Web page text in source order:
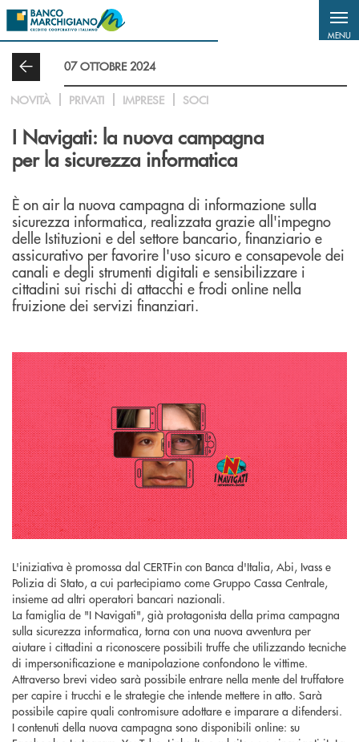
Salta al contenuto principale
MENU
07 OTTOBRE 2024
NOVITÀ PRIVATI IMPRESE SOCI
I Navigati: la nuova campagna
per la sicurezza informatica
È on air la nuova campagna di informazione sulla
sicurezza informatica, realizzata grazie all'impegno
delle Istituzioni e del settore bancario, finanziario e
assicurativo per favorire l'uso sicuro e consapevole dei
canali e degli strumenti digitali e sensibilizzare i
cittadini sui rischi di attacchi e frodi online nella
fruizione dei servizi finanziari.
L'iniziativa è promossa dal CERTFin con Banca d'Italia, Abi, Ivass e
Polizia di Stato, a cui partecipiamo come Gruppo Cassa Centrale,
insieme ad altri operatori bancari nazionali.
La famiglia de "I Navigati", già protagonista della prima campagna
sulla sicurezza informatica, torna con una nuova avventura per
aiutare i cittadini a riconoscere possibili truffe che utilizzando tecniche
di impersonificazione e manipolazione confondono le vittime.
Attraverso brevi video sarà possibile entrare nella mente del truffatore
per capire i trucchi e le strategie che intende mettere in atto. Sarà
possibile capire quali contromisure adottare e imparare a difendersi.
I contenuti della nuova campagna sono disponibili online: su